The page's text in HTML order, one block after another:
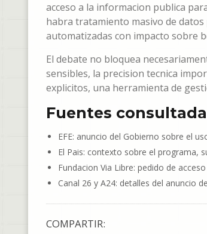
acceso a la informacion publica
habra tratamiento masivo de
automatizadas con impacto sobre
El debate no bloquea
sensibles, la precision tecnica
explicitos, una herramienta de
Fuentes
EFE: anuncio del Gobierno sobre el
El Pais: contexto sobre el programa,
Fundacion Via Libre: pedido de
Canal 26 y A24: detalles del anuncio
COMPARTIR: